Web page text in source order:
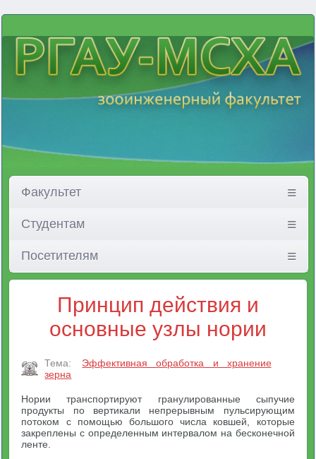
Факультет
Студентам
Посетителям
Принцип действия и
основные узлы нории
Тема:
Эффективная обработка и хранение
зерна
Нории транспортируют гранулированные сыпучие
продукты по вертикали непрерывным пульсирующим
потоком с помощью большого числа ковшей, которые
закреплены с определенным интервалом на бесконечной
ленте.